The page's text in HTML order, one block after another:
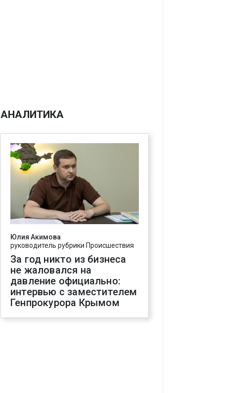
АНАЛИТИКА
Юлия Акимова
руководитель рубрики Происшествия
За год никто из бизнеса
не жаловался на
давление официально:
интервью с заместителем
Генпрокурора Крымом